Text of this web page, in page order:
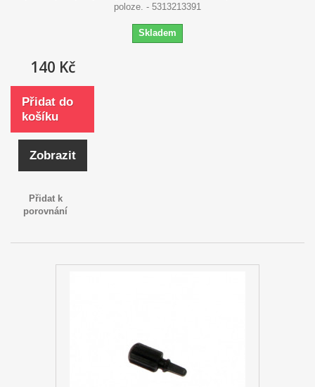
poloze. - 5313213391
Skladem
140 Kč
Přidat do
košíku
Zobrazit
Přidat k
porovnání